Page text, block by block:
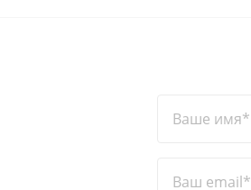
Ваше имя*
Ваш email*